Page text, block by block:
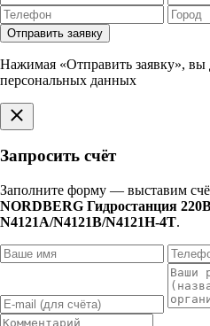
Отправить заявку
Нажимая «Отправить заявку», вы
персональных данных
Запросить счёт
Заполните форму — выставим
NORDBERG Гидростанция
N4121A/N4121B/N4121H-4T.